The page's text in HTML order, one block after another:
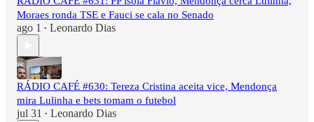
Moraes ronda TSE e Fauci se cala no Senado
ago 1 • Leonardo Dias
RÁDIO CAFÉ #630: Tereza Cristina aceita vice, Mendonça
mira Lulinha e bets tomam o futebol
jul 31 • Leonardo Dias